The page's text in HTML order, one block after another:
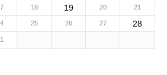
18 19 20 21
25 26 27 28